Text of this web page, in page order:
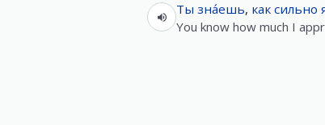
Ты зна́ешь, как сильно
You know how much I